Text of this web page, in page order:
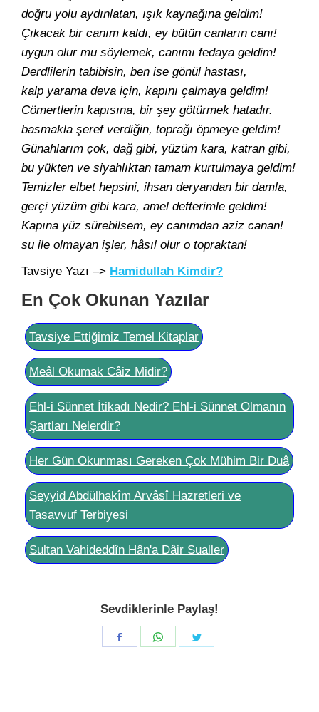
doğru yolu aydınlatan, ışık kaynağına geldim!
Çıkacak bir canım kaldı, ey bütün canların canı!
uygun olur mu söylemek, canımı fedaya geldim!
Derdlilerin tabibisin, ben ise gönül hastası,
kalp yarama deva için, kapını çalmaya geldim!
Cömertlerin kapısına, bir şey götürmek hatadır.
basmakla şeref verdiğin, toprağı öpmeye geldim!
Günahlarım çok, dağ gibi, yüzüm kara, katran gibi,
bu yükten ve siyahlıktan tamam kurtulmaya geldim!
Temizler elbet hepsini, ihsan deryandan bir damla,
gerçi yüzüm gibi kara, amel defterimle geldim!
Kapına yüz sürebilsem, ey canımdan aziz canan!
su ile olmayan işler, hâsıl olur o topraktan!
Tavsiye Yazı –> Hamidullah Kimdir?
En Çok Okunan Yazılar
Tavsiye Ettiğimiz Temel Kitaplar
Meâl Okumak Câiz Midir?
Ehl-i Sünnet İtikadı Nedir? Ehl-i Sünnet Olmanın
Şartları Nelerdir?
Her Gün Okunması Gereken Çok Mühim Bir Duâ
Seyyid Abdülhakîm Arvâsî Hazretleri ve
Tasavvuf Terbiyesi
Sultan Vahideddîn Hân'a Dâir Sualler
Sevdiklerinle Paylaş!
Share
Share